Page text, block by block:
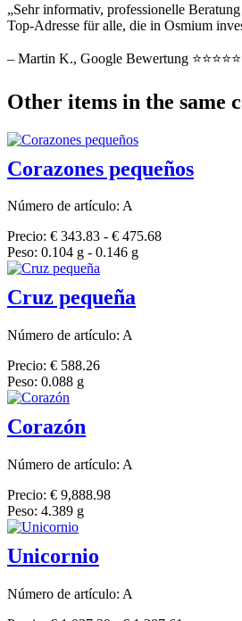
„Sehr informativ, professionelle
Top-Adresse für alle, die in Osmium
– Martin K., Google Bewertung ⭐⭐⭐⭐⭐
Other items in the same
Corazones pequeños
Número de artículo: A
Precio: € 343.83 - € 475.68
Peso: 0.104 g - 0.146 g
Cruz pequeña
Número de artículo: A
Precio: € 588.26
Peso: 0.088 g
Corazón
Número de artículo: A
Precio: € 9,888.98
Peso: 4.389 g
Unicornio
Número de artículo: A